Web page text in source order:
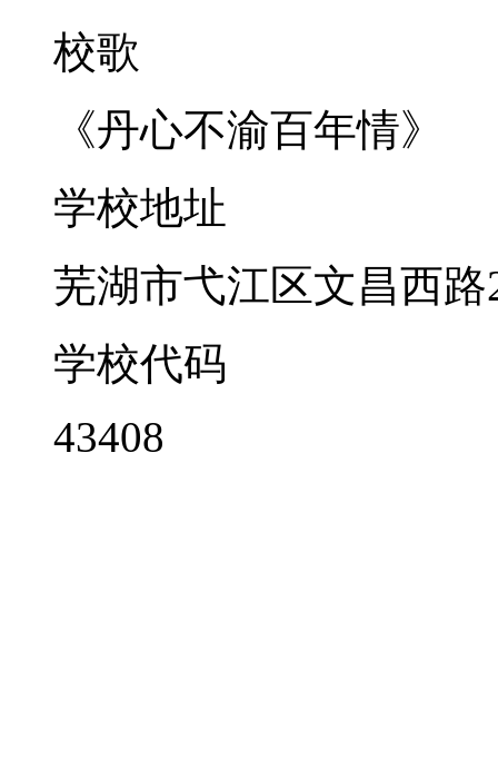
校歌
《丹心不渝百年情》
学校地址
芜湖市弋江区文昌西路
学校代码
43408